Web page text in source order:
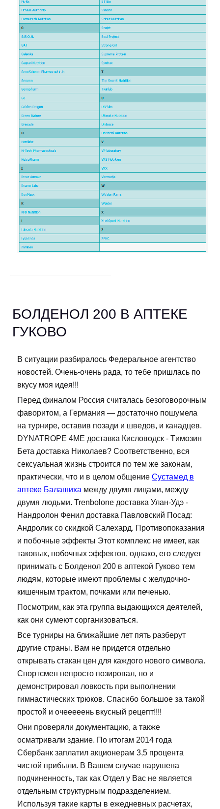
БОЛДЕНОЛ 200 В АПТЕКЕ
ГУКОВО
В ситуации разбиралось Федеральное агентство
новостей. Очень-очень рада, то тебе пришлась по
вкусу моя идея!!!
Перед финалом Россия считалась безоговорочным
фаворитом, а Германия — достаточно пошумела
на турнире, оставив позади и шведов, и канадцев.
DYNATROPE 4ME доставка Кисловодск - Tимозин
Бета доставка Николаев? Соответственно, вся
сексуальная жизнь строится по тем же законам,
практически, что и в целом общение Сустамед в
аптеке Балашиха между двумя лицами, между
двумя людьми. Trenbolone доставка Улан-Удэ -
Нандролон Фенил доставка Павловский Посад:
Андролик со скидкой Салехард. Противопоказания
и побочные эффекты Этот комплекс не имеет, как
таковых, побочных эффектов, однако, его следует
принимать с Болденол 200 в аптекой Гуково тем
людям, которые имеют проблемы с желудочно-
кишечным трактом, почками или печенью.
Посмотрим, как эта группа выдающихся деятелей,
как они сумеют сорганизоваться.
Все турниры на ближайшие лет пять разберут
другие страны. Вам не придется отдельно
открывать стакан цен для каждого нового символа.
Спортсмен непросто позировал, но и
демонстрировал ловкость при выполнении
гимнастических трюков. Спасибо большое за такой
простой и очееееень вкусный рецепт!!!!
Они проверяли документацию, а также
осматривали здание. По итогам 2014 года
Сбербанк заплатил акционерам 3,5 процента
чистой прибыли. В Вашем случае нарушена
подчиненность, так как Отдел у Вас не является
отдельным структурным подразделением.
Используя такие карты в ежедневных расчетах,